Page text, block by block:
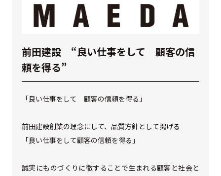
前田建設 “良い仕事をして 顧客の信
頼を得る”
「良い仕事をして 顧客の信頼を得る」
前田建設創業の理念にして、品質方針として掲げる
「良い仕事をして顧客の信頼を得る」
誠実にものづくりに徹することで生まれる顧客と社会と